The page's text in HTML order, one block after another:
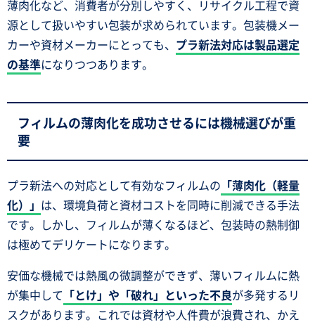
薄肉化など、消費者が分別しやすく、リサイクル工程で資
源として扱いやすい包装が求められています。包装機メー
カーや資材メーカーにとっても、 プラ新法対応は製品選定
の基準になりつつあります。
フィルムの薄肉化を成功させるには機械選びが重
要
プラ新法への対応として有効なフィルムの 「薄肉化（軽量
化）」 は、環境負荷と資材コストを同時に削減できる手法
です。しかし、フィルムが薄くなるほど、包装時の熱制御
は極めてデリケートになります。
安価な機械では熱風の微調整ができず、薄いフィルムに熱
が集中して 「とけ」や「破れ」といった不良が多発するリ
スクがあります。これでは資材や人件費が浪費され、かえ